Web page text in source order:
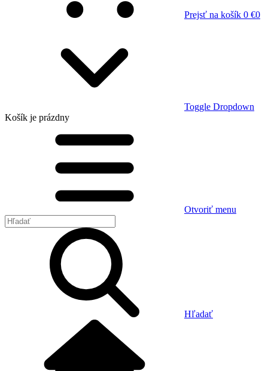
Prejsť na košík 0 €0
Toggle Dropdown
Košík je prázdny
Otvoriť menu
Hľadať